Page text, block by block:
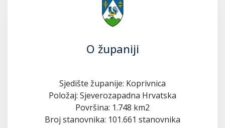
O županiji
Sjedište županije: Koprivnica
Položaj: Sjeverozapadna Hrvatska
Površina: 1.748 km2
Broj stanovnika: 101.661 stanovnika